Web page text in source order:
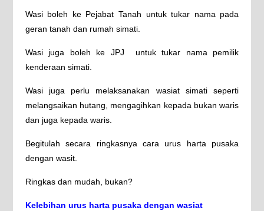
Wasi boleh ke Pejabat Tanah untuk tukar nama pada
geran tanah dan rumah simati.
Wasi juga boleh ke JPJ untuk tukar nama pemilik
kenderaan simati.
Wasi juga perlu melaksanakan wasiat simati seperti
melangsaikan hutang, mengagihkan kepada bukan waris
dan juga kepada waris.
Begitulah secara ringkasnya cara urus harta pusaka
dengan wasit.
Ringkas dan mudah, bukan?
Kelebihan urus harta pusaka dengan wasiat